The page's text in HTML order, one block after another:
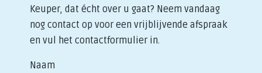
Keuper, dat écht over u gaat? Neem vandaag
nog contact op voor een vrijblijvende afspraak
en vul het contactformulier in.
Naam